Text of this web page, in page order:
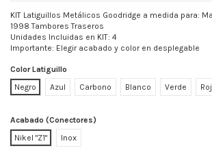
KIT Latiguillos Metálicos Goodridge a medida para:
1998 Tambores Traseros
Unidades Incluidas en KIT: 4
Importante: Elegir acabado y color en desplegable
Color Latiguillo
Negro
Azul Carbono Blanco Verde
Acabado (Conectores)
Nikel "Z1"
Inox